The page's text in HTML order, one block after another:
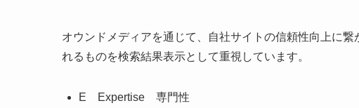
オウンドメディアを通じて、自社サイトの信頼性向上に
れるものを検索結果表示として重視しています。
E Expertise 専門性